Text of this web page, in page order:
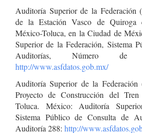
Auditoría Superior de la Federación
de la Estación Vasco de Quiroga
México-Toluca, en la Ciudad de
Superior de la Federación, Sistema
Auditorías, Número de
http://www.asfdatos.gob.mx/
Auditoría Superior de la Federación
Proyecto de Construcción del
Toluca. México: Auditoría
Sistema Público de Consulta de
Auditoría 288: http://